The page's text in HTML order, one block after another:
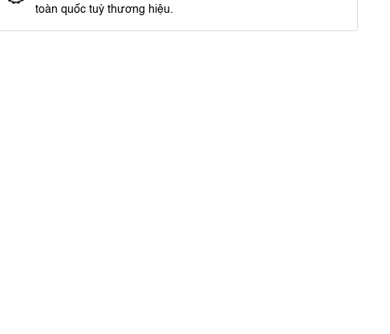
toàn quốc tuỳ thương hiệu.